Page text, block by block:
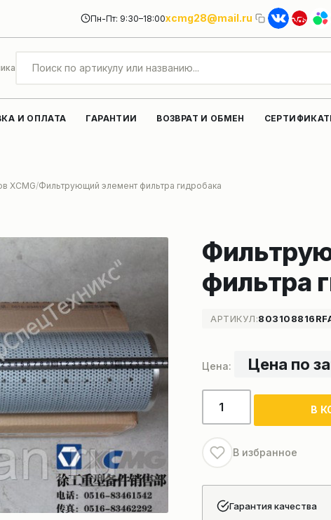
Пн-Пт: 9:30–18:00xcmg28@mail.ru
И ОПЛАТА ГАРАНТИИ ВОЗВРАТ И ОБМЕН
XCMG Фильтрующий элемент фильтра гидробака
фильтра
АРТИКУЛ:
Цена по
Количество
товара
элемент
фильтра
гидробака
В
В избранное
Гарантия качества